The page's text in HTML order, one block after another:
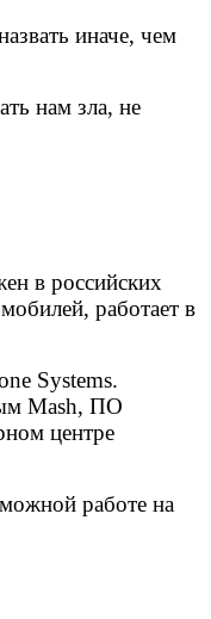
иначе, чем
нам зла, не
в российских
работает в
Systems.
Mash, ПО
центре
работе на